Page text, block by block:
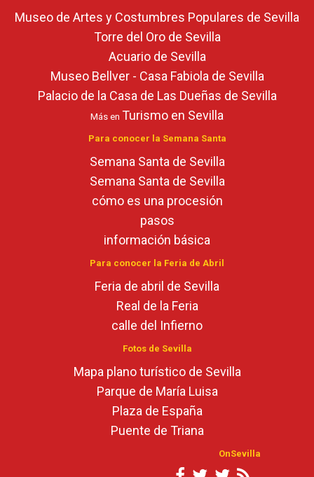
Museo de Artes y Costumbres Populares de Sevilla
Torre del Oro de Sevilla
Acuario de Sevilla
Museo Bellver - Casa Fabiola de Sevilla
Palacio de la Casa de Las Dueñas de Sevilla
Más en Turismo en Sevilla
Para conocer la Semana Santa
Semana Santa de Sevilla
Semana Santa de Sevilla
cómo es una procesión
pasos
información básica
Para conocer la Feria de Abril
Feria de abril de Sevilla
Real de la Feria
calle del Infierno
Fotos de Sevilla
Mapa plano turístico de Sevilla
Parque de María Luisa
Plaza de España
Puente de Triana
OnSevilla